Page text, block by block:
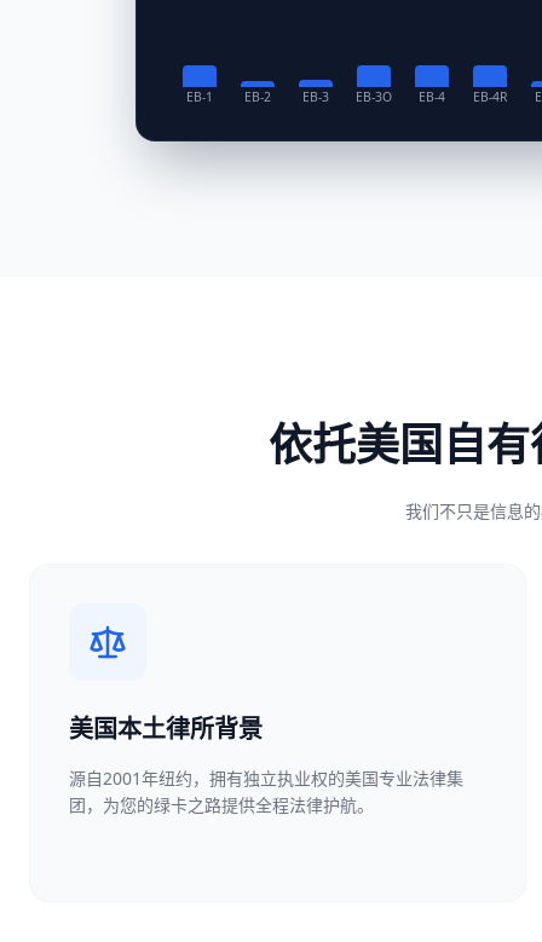
EB-1 EB-2 EB-3 EB-3O EB-4 EB-4R
依托美国自
我们不只是信息
美国本土律所背景
源自2001年纽约，拥有独立执业权的美国专业法律集
团，为您的绿卡之路提供全程法律护航。